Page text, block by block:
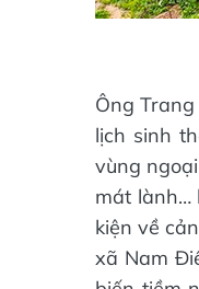
Ông
lịch sinh
vùng
mát lành…
kiện về
xã Nam